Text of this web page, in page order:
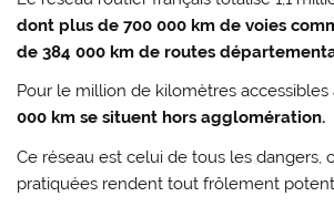
dont plus de 700 000 km de voies
de 384 000 km de routes
Pour le million de kilomètres
000 km se situent hors agglomération.
Ce réseau est celui de tous les dangers,
pratiquées rendent tout frôlement